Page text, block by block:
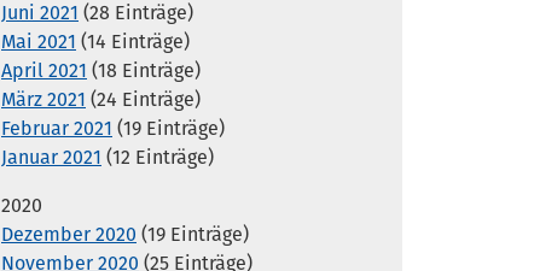
Juni 2021 (28 Einträge)
Mai 2021 (14 Einträge)
April 2021 (18 Einträge)
März 2021 (24 Einträge)
Februar 2021 (19 Einträge)
Januar 2021 (12 Einträge)
2020
Dezember 2020 (19 Einträge)
November 2020 (25 Einträge)